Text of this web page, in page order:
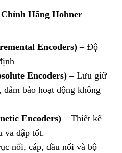
Hãng Hohner
Encoders)– Độ
Encoders)– Lưu giữ
bảo hoạt động không
Encoders) – Thiết kế
va đập tốt.
nối, cáp, đầu nối và bộ